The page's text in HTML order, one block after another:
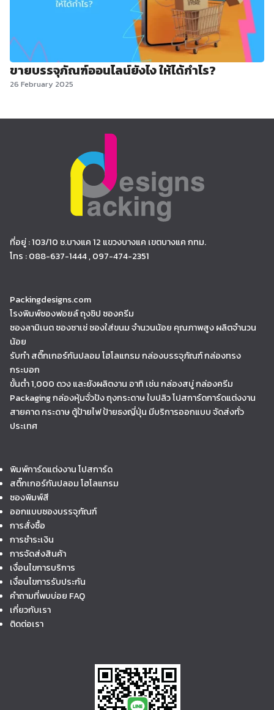
ขายบรรจุภัณฑ์ออนไลน์ยังไง ให้ได้กำไร?
26 February 2025
ที่อยู่ : 103/10 ซ.บางแค 12 แขวงบางแค เขตบางแค กทม.
โทร : 088-637-1444 , 097-474-2351
Packingdesigns.com
โรงพิมพ์ซองฟอยล์ ถุงซิป ซองครีม
ซองลามิเนต ซองซาเช่ ซองใส่ขนม จำนวนน้อย คุณภาพสูง ผลิตจำนวน
น้อย
รับทำ สติ๊กเกอร์กันปลอม โฮโลแกรม กล่องบรรจุภัณฑ์ กล่องทรง
กระบอก
ขั้นต่ำ 1,000 ดวง และยังผลิตงาน อาทิ เช่น กล่องสบู่ กล่องครีม
Packaging กล่องหุ้มจั่วปัง ถุงกระดาษ ใบปลิว โปสการ์ดการ์ดแต่งงาน
สายคาด กระดาษ ตู้ป้ายไฟ ป้ายธงญี่ปุ่น มีบริการออกแบบ จัดส่งทั่ว
ประเทศ
พิมพ์การ์ดแต่งงาน โปสการ์ด
สติ๊กเกอร์กันปลอม โฮโลแกรม
ซองพิมพ์สี
ออกแบบซองบรรจุภัณฑ์
การสั่งซื้อ
การชำระเงิน
การจัดส่งสินค้า
เงื่อนไขการบริการ
เงื่อนไขการรับประกัน
คำถามที่พบบ่อย FAQ
เกี่ยวกับเรา
ติดต่อเรา